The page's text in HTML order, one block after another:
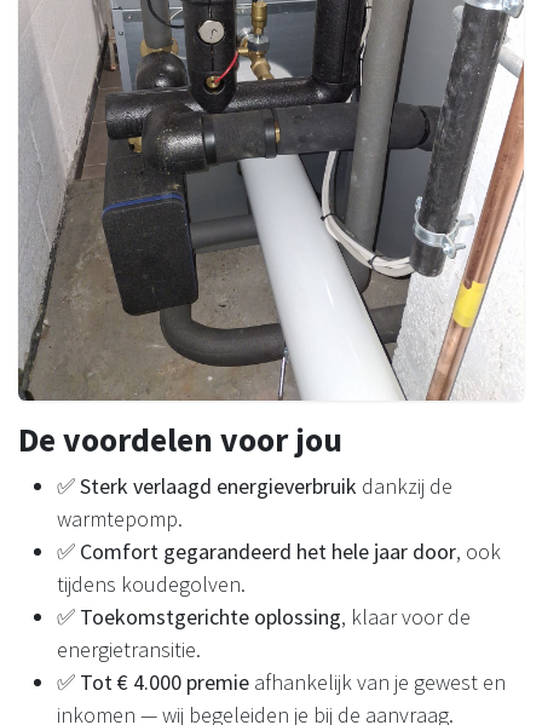
De voordelen voor jou
✅Sterk verlaagd energieverbruik dankzij de
warmtepomp.
✅ Comfort gegarandeerd het hele jaar door, ook
tijdens koudegolven.
✅ Toekomstgerichte oplossing, klaar voor de
energietransitie.
✅ Tot € 4.000 premie afhankelijk van je gewest en
inkomen — wij begeleiden je bij de aanvraag.